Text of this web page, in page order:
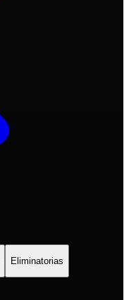
Eliminatorias